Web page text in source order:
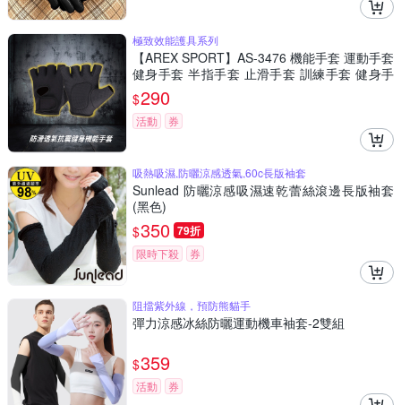
極致效能護具系列
【AREX SPORT】AS-3476 機能手套 運動手套
健身手套 半指手套 止滑手套 訓練手套 健身手
套 多功能手套
$290
活動 券
吸熱吸濕,防曬涼感透氣,60c長版袖套
Sunlead 防曬涼感吸濕速乾蕾絲滾邊長版袖套
(黑色)
$350 79折
限時下殺 券
阻擋紫外線，預防熊貓手
彈力涼感冰絲防曬運動機車袖套-2雙組
$359
活動 券